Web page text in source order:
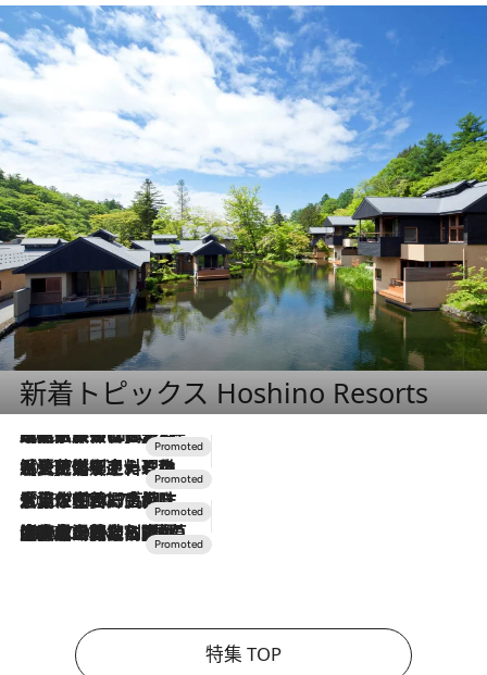
新着トピックス Hoshino Resorts
2026.7.31
【ホテル帰省】という選択肢をOMOが提案。家族とほどよい距離を保つには「昼は実家、夜は気兼ねなくホテルで！」
2026.7.24
【夏限定ディナーコース】旬を迎える稚鮎や花ズッキーニなどをイタリア・トスカーナの郷土料理の手法で満喫！
2026.7.17
「土佐和ハーブかき氷」がOMO7高知に登場！生姜、山椒、大葉など目にも舌にも涼を呼ぶ郷土の味
2026.7.10
NEW OPEN！【界 草津】名湯の地に誕生。趣の異なる2種の温泉と上州ならではの会席・蕎麦割烹など美食を味わう究極の癒やし旅
特集 TOP